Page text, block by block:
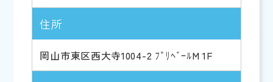
住所
岡山市東区西大寺1004-2 ﾌﾟﾘﾍﾞｰﾙM 1F